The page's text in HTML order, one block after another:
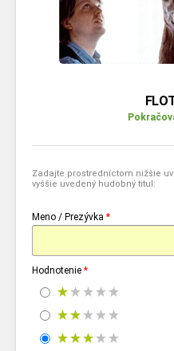
Zadajte prostredníctom nižšie
vyššie uvedený hudobný titul:
Meno / Prezývka *
Hodnotenie *